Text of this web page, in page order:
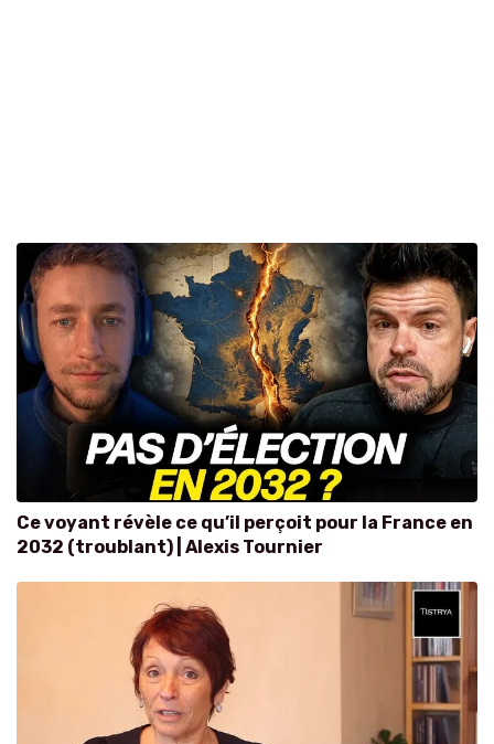
Ce voyant révèle ce qu’il perçoit pour la France en
2032 (troublant) | Alexis Tournier